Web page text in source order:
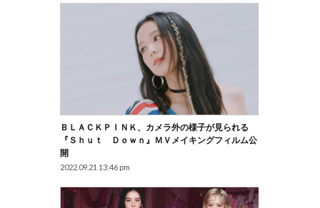
ＢＬＡＣＫＰＩＮＫ、カメラ外の様子が見られる
『Ｓｈｕｔ Ｄｏｗｎ』ＭＶメイキングフィルム公
開
2022.09.21 13:46 pm